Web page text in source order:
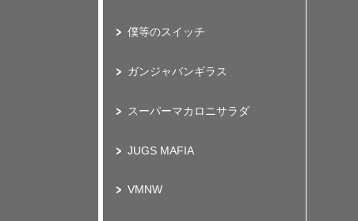
僕等のスイッチ
ガンジャバンギラス
スーパーマカロニサラダ
JUGS MAFIA
VMNW